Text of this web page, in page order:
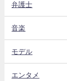
弁護士
音楽
モデル
エンタメ